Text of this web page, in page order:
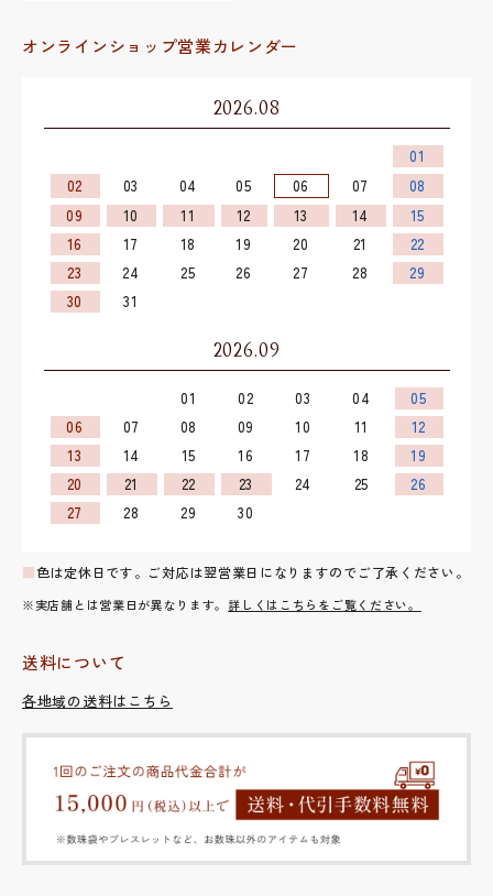
オンラインショップ営業カレンダー
2026.08
01
02
03 04 05 06 07
08
09
10 11 12 13 14
15
16
17 18 19 20 21
22
23
24 25 26 27 28
29
30
31
2026.09
01 02 03 04
05
06
07 08 09 10 11
12
13
14 15 16 17 18
19
20
21 22 23 24 25
26
27
28 29 30
■色は定休日です。ご対応は翌営業日になりますのでご了承ください。
※実店舗とは営業日が異なります。 詳しくはこちらをご覧ください。
送料について
各地域の送料はこちら